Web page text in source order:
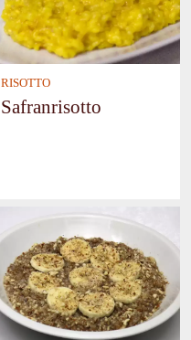
RISOTTO
Safranrisotto